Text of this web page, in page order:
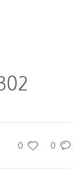
0 0